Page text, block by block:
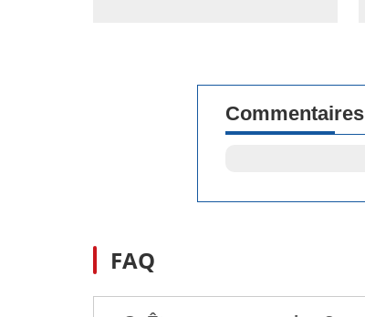
Commentaires
FAQ